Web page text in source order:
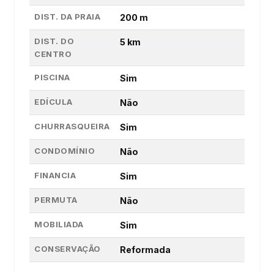
DIST. DA PRAIA 200 m
DIST. DO
CENTRO
5 km
PISCINA Sim
EDÍCULA Não
CHURRASQUEIRA Sim
CONDOMÍNIO Não
FINANCIA Sim
PERMUTA Não
MOBILIADA Sim
CONSERVAÇÃO Reformada